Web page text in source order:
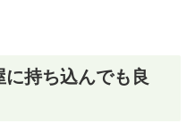
持ち込んでも良